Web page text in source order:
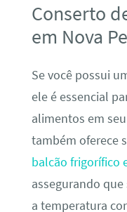
Conserto
em Nova
Se você possui
ele é essencial
alimentos em
também oferece
balcão frigorífico
assegurando
a temperatura